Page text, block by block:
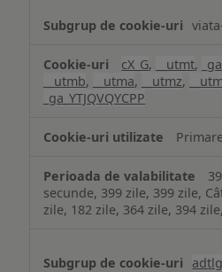
cX_G, __utmt,
__utmb, __utma, __utmz,
_ga_YTJQVQYCPP
secunde, 399 zile, 399 zile,
zile, 182 zile, 364 zile, 394